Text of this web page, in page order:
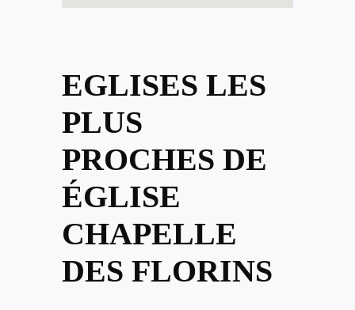
EGLISES LES
PLUS
PROCHES DE
ÉGLISE
CHAPELLE
DES FLORINS